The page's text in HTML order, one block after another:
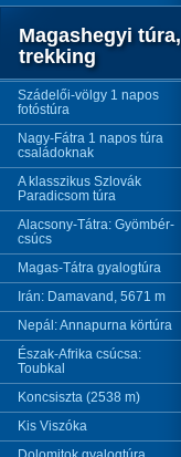
Magashegyi túra,
trekking
Szádelői-völgy 1 napos
fotóstúra
Nagy-Fátra 1 napos túra
családoknak
A klasszikus Szlovák
Paradicsom túra
Alacsony-Tátra: Gyömbér-
csúcs
Magas-Tátra gyalogtúra
Irán: Damavand, 5671 m
Nepál: Annapurna körtúra
Észak-Afrika csúcsa:
Toubkal
Koncsiszta (2538 m)
Kis Viszóka